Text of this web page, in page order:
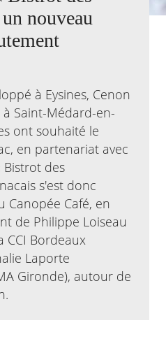
nouveau
à Eysines, Cenon
Saint-Médard-en-
ont souhaité le
en partenariat avec
Bistrot des
s'est donc
Canopée Café, en
de Philippe Loiseau
CCI Bordeaux
Laporte
Gironde), autour de